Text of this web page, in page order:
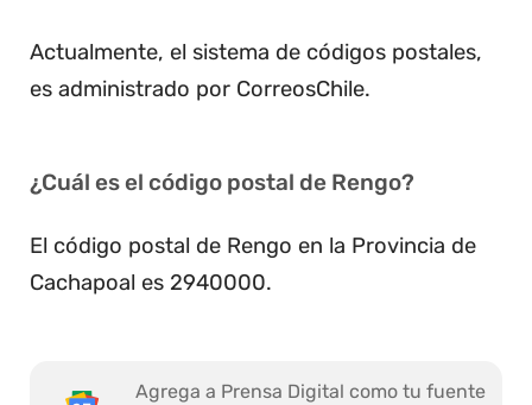
Actualmente, el sistema de códigos postales,
es administrado por CorreosChile.
¿Cuál es el código postal de Rengo?
El código postal de Rengo en la Provincia de
Cachapoal es 2940000.
Agrega a Prensa Digital como tu fuente